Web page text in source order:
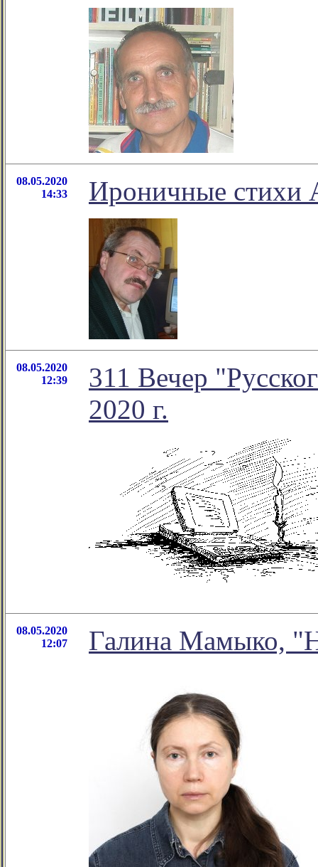
08.05.2020
14:33
Ироничные стихи
08.05.2020
12:39
311 Вечер
2020 г.
08.05.2020
12:07
Галина Мамыко,